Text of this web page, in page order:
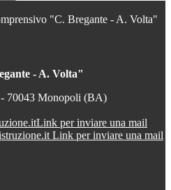
"C. Bregante - A. Volta"
- A. Volta"
70043 Monopoli (BA)
Link per inviare una mail
Link per inviare una mail